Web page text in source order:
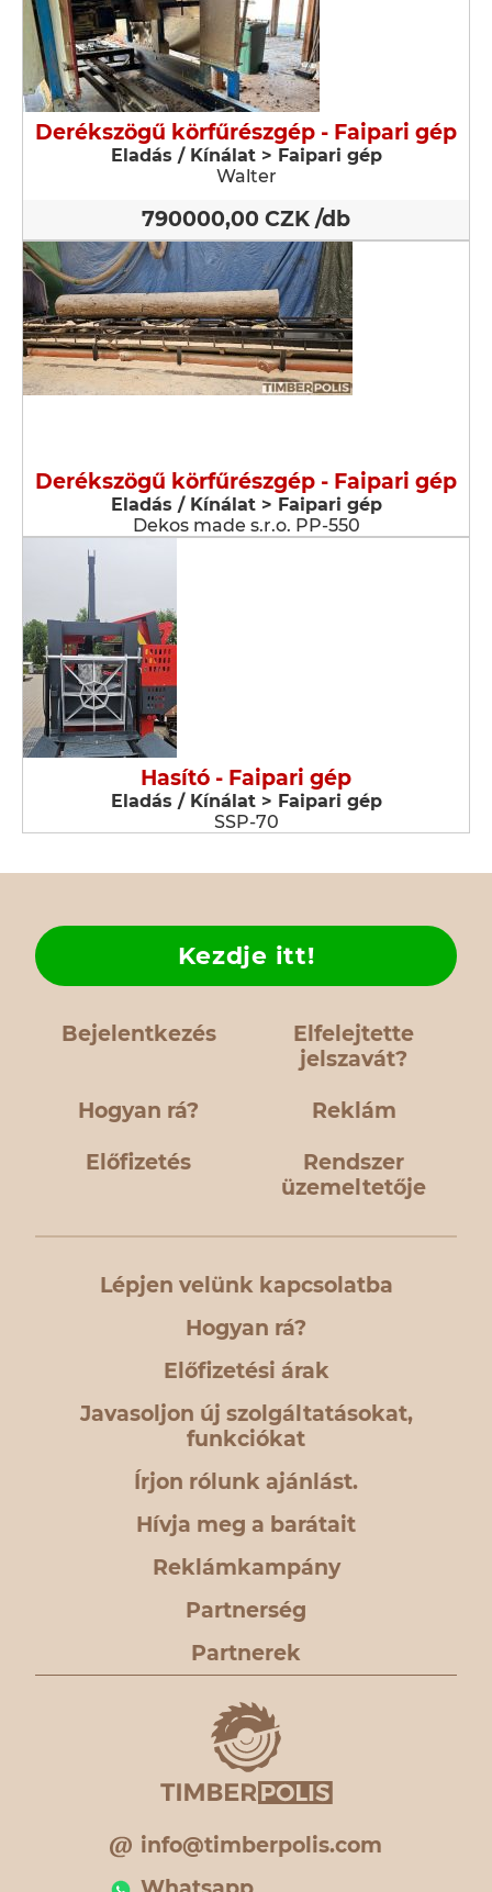
Derékszögű körfűrészgép - Faipari gép
Eladás / Kínálat > Faipari gép
Walter
790000,00 CZK /db
Derékszögű körfűrészgép - Faipari gép
Eladás / Kínálat > Faipari gép
Dekos made s.r.o. PP-550
Hasító - Faipari gép
Eladás / Kínálat > Faipari gép
SSP-70
Bejelentkezés
Elfelejtette
jelszavát?
Hogyan rá?
Kezdje itt!
Reklám
Előfizetés
Rendszer
üzemeltetője
Lépjen velünk kapcsolatba
Hogyan rá?
Előfizetési árak
Javasoljon új szolgáltatásokat,
funkciókat
Írjon rólunk ajánlást.
Hívja meg a barátait
Reklámkampány
Partnerség
Partnerek
info@timberpolis.com